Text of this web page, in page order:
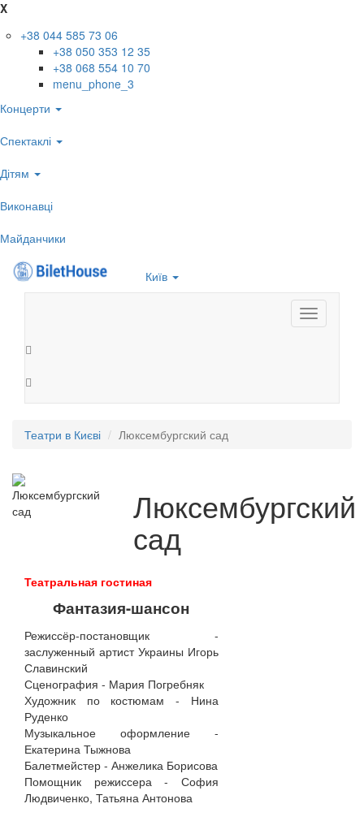
X
+38 044 585 73 06
+38 050 353 12 35
+38 068 554 10 70
menu_phone_3
Концерти
Спектаклі
Дітям
Виконавці
Майданчики
Київ
Toggle
navigation
Театри в Києві Люксембургский сад
Люксембургский
сад
Театральная гостиная
Фантазия-шансон
Режиссёр-постановщик -
заслуженный артист Украины Игорь
Славинский
Сценография - Мария Погребняк
Художник по костюмам - Нина
Руденко
Музыкальное оформление -
Екатерина Тыжнова
Балетмейстер - Анжелика Борисова
Помощник режиссера - София
Людвиченко, Татьяна Антонова